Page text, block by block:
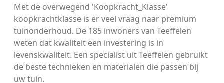
Met de overwegend 'Koopkracht_Klasse'
koopkrachtklasse is er veel vraag naar premium
tuinonderhoud. De 185 inwoners van Teeffelen
weten dat kwaliteit een investering is in
levenskwaliteit. Een specialist uit Teeffelen gebruikt
de beste technieken en materialen die passen bij
uw tuin.